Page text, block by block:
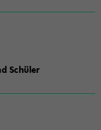
Schüler